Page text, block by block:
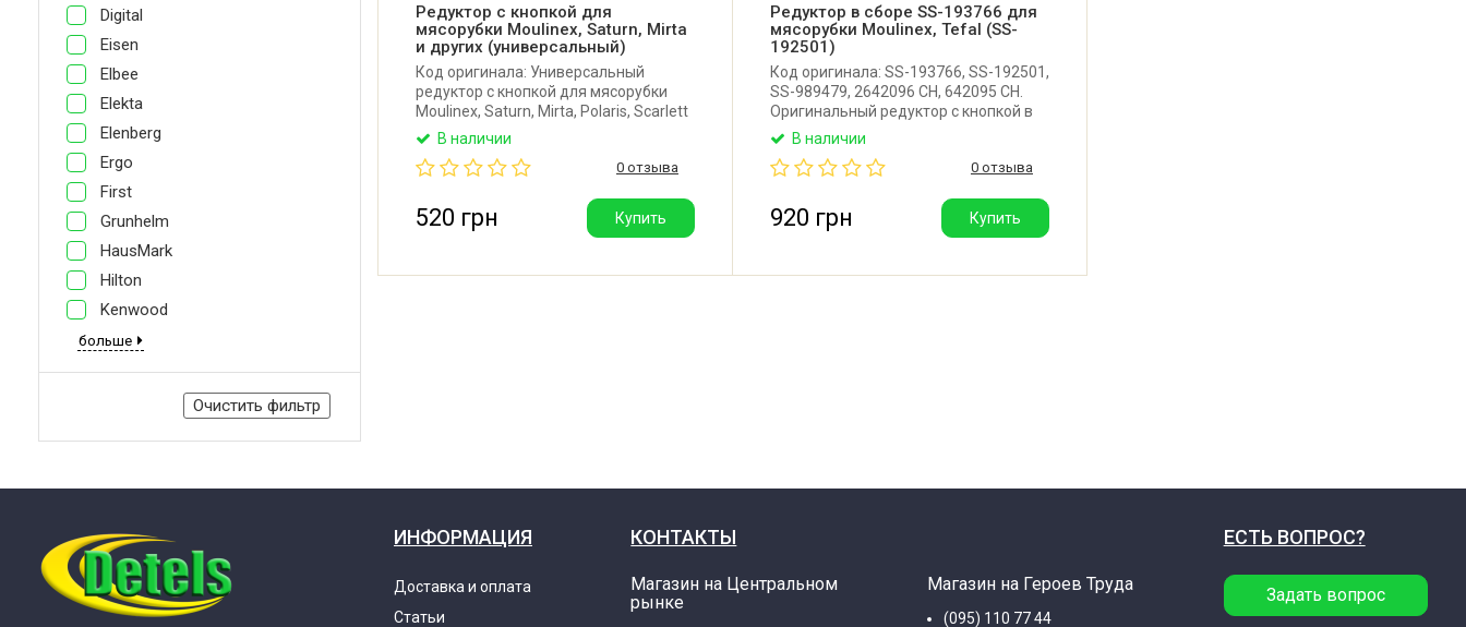
Digital
Eisen
Elbee
Elekta
Elenberg
Ergo
First
Grunhelm
HausMark
Hilton
Kenwood
больше
Очистить фильтр
Редуктор с кнопкой для
мясорубки Moulinex, Saturn, Mirta
и других (универсальный)
Код оригинала: Универсальный
редуктор с кнопкой для мясорубки
Moulinex, Saturn, Mirta, Polaris, Scarlett
и других. Шестерни редуктора без
смазки. Производитель: Китай.
В наличии
0 отзыва
520 грн Купить
Редуктор в сборе SS-193766 для
мясорубки Moulinex, Tefal (SS-
192501)
Код оригинала: SS-193766, SS-192501,
SS-989479, 2642096 CH, 642095 CH.
Оригинальный редуктор с кнопкой в
сборе с шестеренками для мясорубки
Moulinex, Tefal. Шестерни редуктора
со смазкой.
В наличии
0 отзыва
920 грн Купить
ИНФОРМАЦИЯ
Доставка и оплата
Статьи
КОНТАКТЫ
Магазин на Центральном
рынке
Магазин на Героев Труда
(095) 110 77 44
ЕСТЬ ВОПРОС?
Задать вопрос